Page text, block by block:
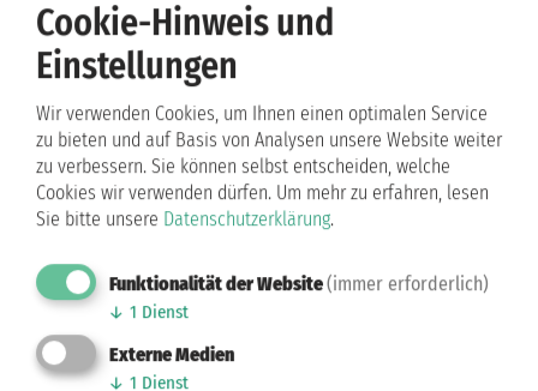
Wir haben einen Deutschen
Meister: Dimitrii Kalistov und
Luna Maria Albanese haben die
Jugend ...
Cookie-Hinweis und
Einstellungen
Wir verwenden Cookies, um Ihnen einen optimalen Service
zu bieten und auf Basis von Analysen unsere Website weiter
zu verbessern. Sie können selbst entscheiden, welche
Cookies wir verwenden dürfen. Um mehr zu erfahren, lesen
Sie bitte unsere Datenschutzerklärung.
Funktionalität der Website(immer erforderlich)
↓ 1 Dienst
Externe Medien
↓ 1 Dienst